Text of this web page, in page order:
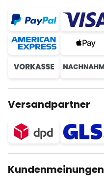
Versandpartner
Kundenmeinungen